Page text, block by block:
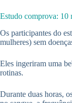
Estudo comprova: 10
Os participantes do
mulheres) sem
Eles ingeriram uma
rotinas.
Durante duas horas,